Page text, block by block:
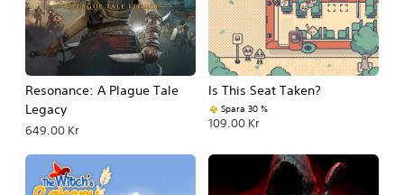
Resonance: A Plague Tale
Legacy
649.00 Kr
Is This Seat Taken?
Spara 30 %
109.00 Kr